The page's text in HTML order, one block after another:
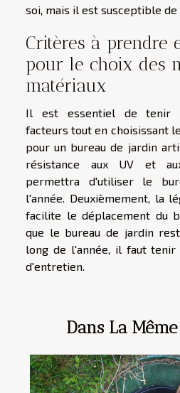
soi, mais il est susceptible de
Critères à prendre
pour le choix des
matériaux
Il est essentiel de tenir
facteurs tout en choisissant
pour un bureau de jardin
résistance aux UV et
permettra d'utiliser le
l'année. Deuxièmement, la
facilite le déplacement du
que le bureau de jardin
long de l'année, il faut
d'entretien.
Dans La